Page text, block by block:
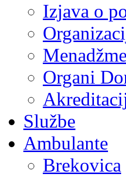
Izjava o
Organi
Službe
Ambulante
Brekovica